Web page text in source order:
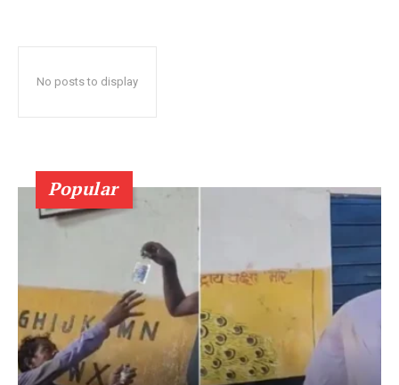
No posts to display
Popular